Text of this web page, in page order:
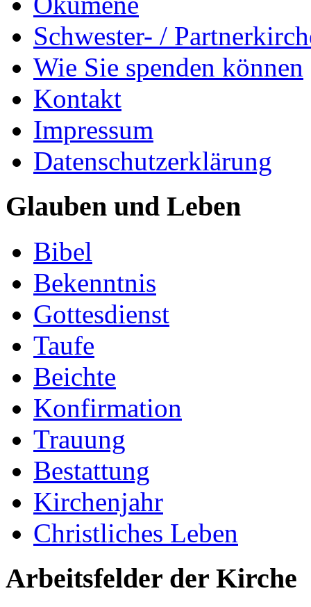
Schwester- /
Wie Sie spenden können
Kontakt
Impressum
Datenschutzerklärung
Glauben und Leben
Bibel
Bekenntnis
Gottesdienst
Taufe
Beichte
Konfirmation
Trauung
Bestattung
Kirchenjahr
Christliches Leben
Arbeitsfelder der Kirche